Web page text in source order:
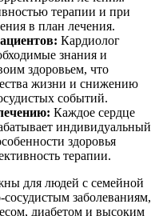
терапии и при
в план лечения.
Кардиолог
знания и
здоровьем, что
жизни и снижению
событий.
Каждое сердце
индивидуальный
здоровья
терапии.
для людей с семейной
заболеваниям,
диабетом и высоким